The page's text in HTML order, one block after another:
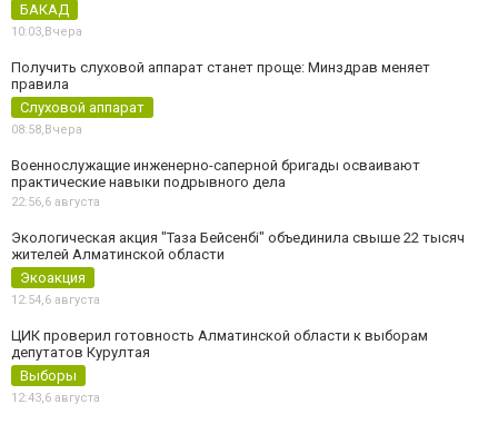
БАКАД
10:03, Вчера
Получить слуховой аппарат станет проще: Минздрав меняет
правила
Слуховой аппарат
08:58, Вчера
Военнослужащие инженерно-саперной бригады осваивают
практические навыки подрывного дела
22:56,6 августа
Экологическая акция "Таза Бейсенбі" объединила свыше 22 тысяч
жителей Алматинской области
Экоакция
12:54,6 августа
ЦИК проверил готовность Алматинской области к выборам
депутатов Курултая
Выборы
12:43,6 августа